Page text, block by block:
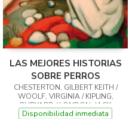
LAS MEJORES HISTORIAS
SOBRE PERROS
CHESTERTON, GILBERT KEITH /
WOOLF, VIRGINIA / KIPLING,
RUDYARD / LONDON, JACK
Disponibilidad inmediata